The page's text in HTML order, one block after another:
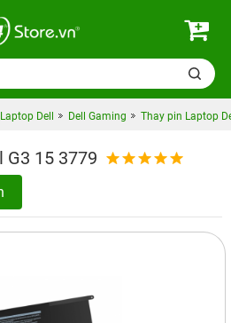
Laptop Dell Dell Gaming Thay pin Laptop
G3 15 3779